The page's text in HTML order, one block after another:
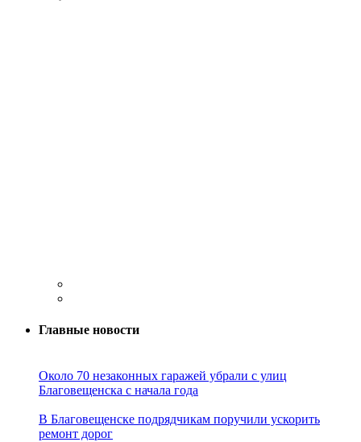
Главные новости
Около 70 незаконных гаражей убрали с улиц
Благовещенска с начала года
В Благовещенске подрядчикам поручили ускорить
ремонт дорог